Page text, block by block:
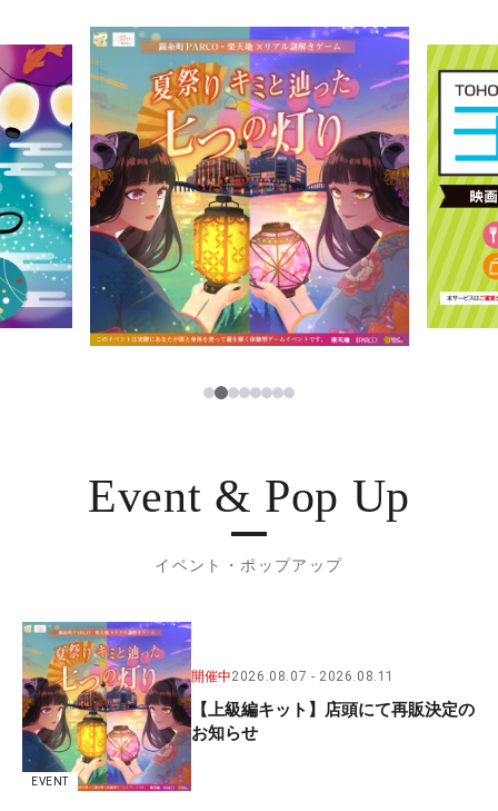
ニュース
レストラン・カフェ
TAX FREE
PARCOメンバーズ
JP
한국어
ภาษาไทย
日本語
1234567
Event & Pop Up
イベント・ポップアップ
EVENT
開催中2026.08.07 2026.08.11
【上級編キット】店頭にて再販決定の
お知らせ